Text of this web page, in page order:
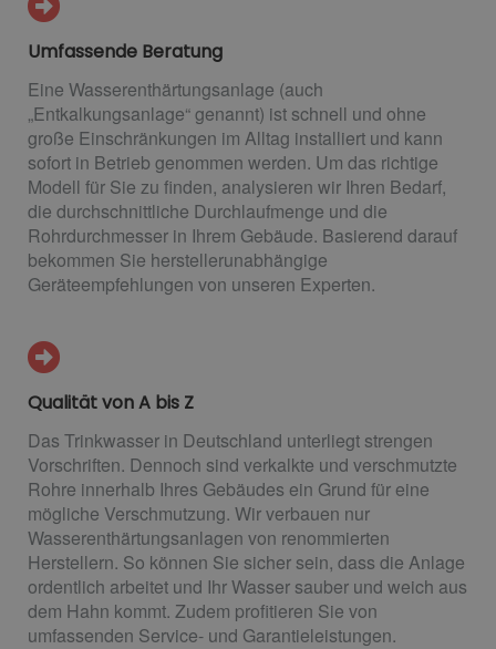
Umfassende Beratung
Eine Wasserenthärtungsanlage (auch
„Entkalkungsanlage“ genannt) ist schnell und ohne
große Einschränkungen im Alltag installiert und kann
sofort in Betrieb genommen werden. Um das richtige
Modell für Sie zu finden, analysieren wir Ihren Bedarf,
die durchschnittliche Durchlaufmenge und die
Rohrdurchmesser in Ihrem Gebäude. Basierend darauf
bekommen Sie herstellerunabhängige
Geräteempfehlungen von unseren Experten.
Qualität von A bis Z
Das Trinkwasser in Deutschland unterliegt strengen
Vorschriften. Dennoch sind verkalkte und verschmutzte
Rohre innerhalb Ihres Gebäudes ein Grund für eine
mögliche Verschmutzung. Wir verbauen nur
Wasserenthärtungsanlagen von renommierten
Herstellern. So können Sie sicher sein, dass die Anlage
ordentlich arbeitet und Ihr Wasser sauber und weich aus
dem Hahn kommt. Zudem profitieren Sie von
umfassenden Service- und Garantieleistungen.